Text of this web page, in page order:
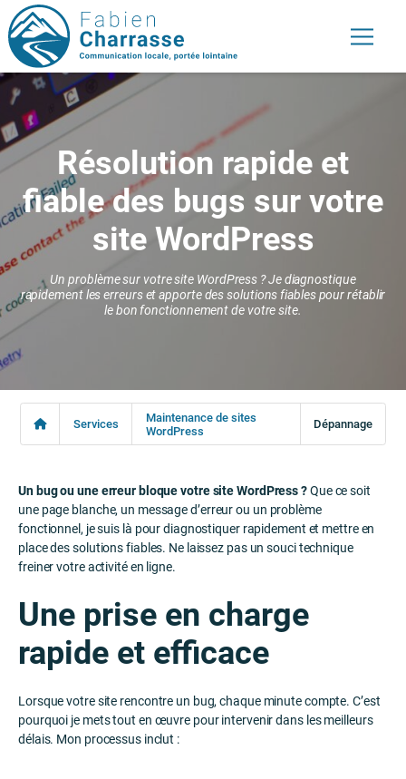
Résolution rapide et
fiable des bugs sur votre
site WordPress
Un problème sur votre site WordPress ? Je diagnostique
rapidement les erreurs et apporte des solutions fiablespour rétablir
le bon fonctionnement de votre site.
Services
Maintenance de sites
WordPress
Dépannage
Un bug ou une erreur bloque votre site WordPress ?Que ce soit
une page blanche, un message d’erreur ou un problème
fonctionnel, je suis là pour diagnostiquer rapidement et mettre en
place des solutions fiables. Ne laissez pas un souci technique
freiner votre activité en ligne.
Une prise en charge
rapide et efficace
Lorsque votre site rencontre un bug, chaque minute compte. C’est
pourquoi je mets tout en œuvre pour intervenir dans les meilleurs
délais. Mon processus inclut :